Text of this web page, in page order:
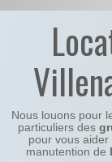
Nous louons pour
particuliers des
pour vous
manutention de